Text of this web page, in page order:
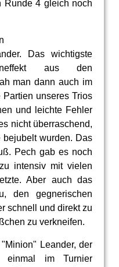
Runde 4 gleich noch
Das wichtigste
aus den
man dann auch im
Partien unseres Trios
und leichte Fehler
nicht überraschend,
wurden. Das
Pech gab es noch
intensiv mit vielen
Aber auch das
den gegnerischen
schnell und direkt zu
zu verkneifen.
"Minion" Leander, der
einmal im Turnier